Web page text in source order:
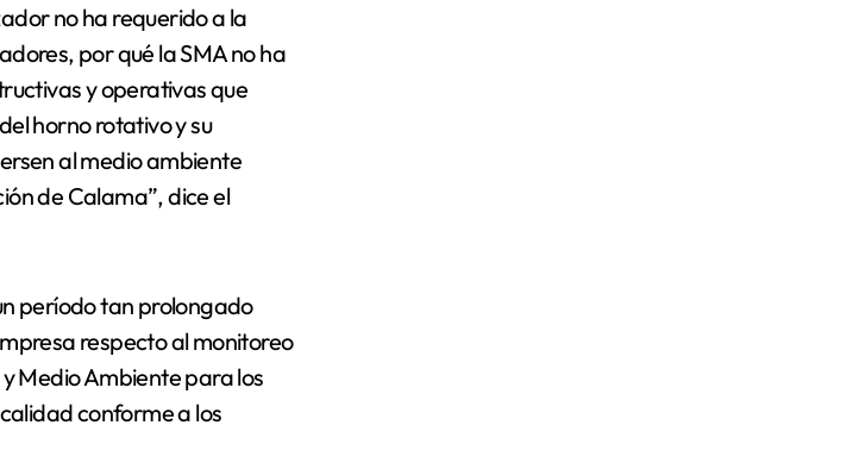
no ha requerido a la
por qué la SMA no ha
y operativas que
horno rotativo y su
al medio ambiente
de Calama”, dice el
período tan prolongado
respecto al monitoreo
Medio Ambiente para los
conforme a los